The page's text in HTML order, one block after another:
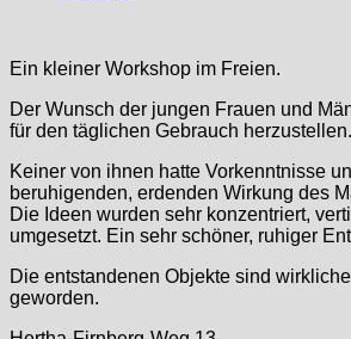
Ein kleiner Workshop im Freien.
Der Wunsch der jungen Frauen und
für den täglichen Gebrauch herzustellen.
Keiner von ihnen hatte Vorkenntnisse
beruhigenden, erdenden Wirkung des
Die Ideen wurden sehr konzentriert,
umgesetzt. Ein sehr schöner, ruhiger
Die entstandenen Objekte sind
geworden.